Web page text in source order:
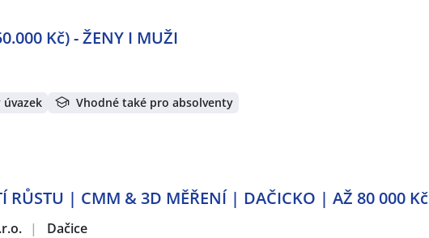
Kč) - ŽENY I MUŽI
úvazek Vhodné také pro absolventy
RŮSTU | CMM & 3D MĚŘENÍ | DAČICKO | AŽ 80 000 Kč
| Dačice